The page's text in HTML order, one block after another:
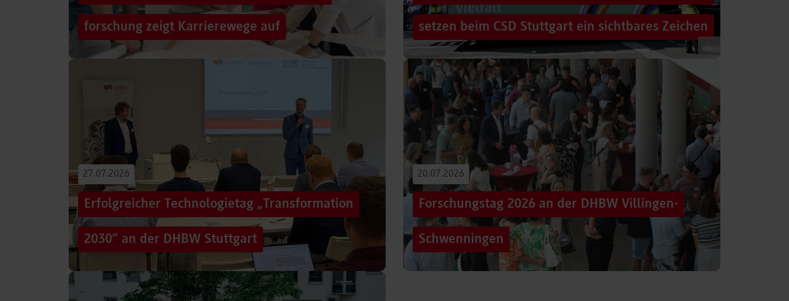
forschung zeigt Karrierewege auf
Von der Promotion in Australien über die Weiterentwicklung
Führungsaufgaben – Drei…
Beitrag lesen
setzen beim CSD Stuttgart ein sichtbares Zeichen
Hunderttausende Menschen säumten am Samstag die Straßen der
Stuttgarter Innenstadt. Mitten im farbenfrohen Zug: ein eigener DHBW-
Truck, eine große…
Beitrag lesen
27.07.2026
Erfolgreicher Technologietag „Transformation
2030“ an der DHBW Stuttgart
Wie gelingt Transformation in einer Zeit, in der sich Technologien, Märkte
und gesellschaftliche Rahmenbedingungen immer schneller verändern?
Genau…
20.07.2026
Forschungstag 2026 an der DHBW Villingen-
Schwenningen
Grenzen überschreiten – und dennoch eine Verbindung schaffen, mit